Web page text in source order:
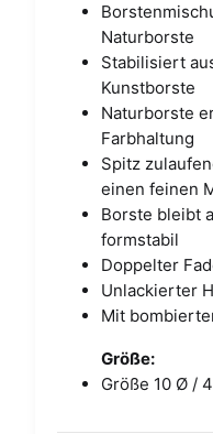
Naturborste
Stabilisiert
Kunstborste
Naturborste
Farbhaltung
Spitz
einen feinen
Borste bleibt
formstabil
Doppelter
Unlackierter
Mit
Größe:
Größe 10 Ø /